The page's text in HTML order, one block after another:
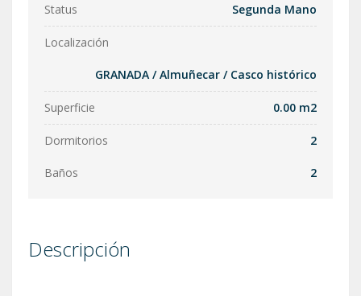
Status Segunda Mano
Localización
GRANADA / Almuñecar / Casco histórico
Superficie 0.00 m2
Dormitorios 2
Baños 2
Descripción